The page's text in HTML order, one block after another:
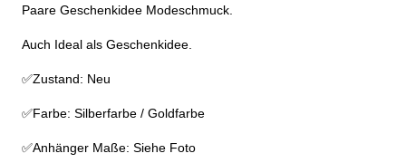
Paare Geschenkidee Modeschmuck.
Auch Ideal als Geschenkidee.
✅Zustand: Neu
✅Farbe: Silberfarbe / Goldfarbe
✅Anhänger Maße: Siehe Foto